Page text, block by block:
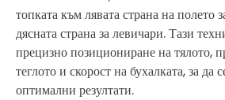
топката към лявата страна на полето
дясната страна за левичари. Тази
прецизно позициониране на тялото,
теглото и скорост на бухалката, за да
оптимални резултати.